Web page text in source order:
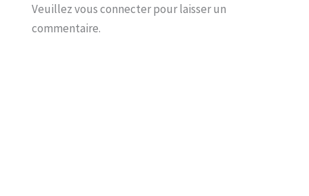
Veuillez vous connecter pour laisser un
commentaire.